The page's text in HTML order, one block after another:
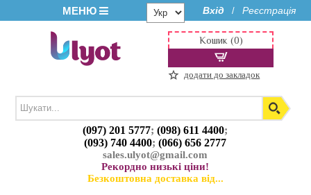
МЕНЮ Вхід / Реєстрація
(097) 201 5777;(098) 611 4400;
(093) 740 4400;(066) 656 2777
sales.ulyot@gmail.com
Рекордно низькі ціни!
Безкоштовна доставка від...
Кошик (0)
додати до закладок